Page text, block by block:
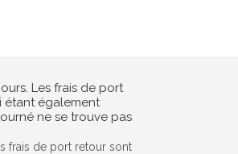
frais de port retour sont